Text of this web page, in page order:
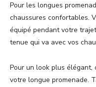
Pour les longues
chaussures confortables.
équipé pendant votre
tenue qui va avec vos
Pour un look plus
votre longue promenade.